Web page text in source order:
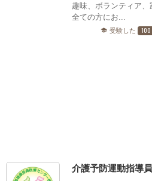
趣味、ボランティア
全ての方にお...
school 受験した 100
介護予防運動指導